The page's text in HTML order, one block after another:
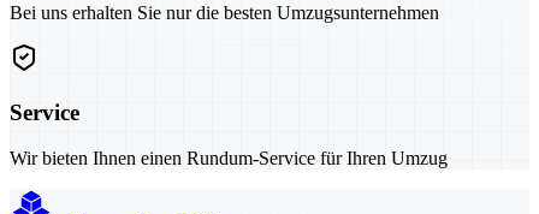
Bei uns erhalten Sie nur die besten Umzugsunternehmen
Service
Wir bieten Ihnen einen Rundum-Service für Ihren Umzug